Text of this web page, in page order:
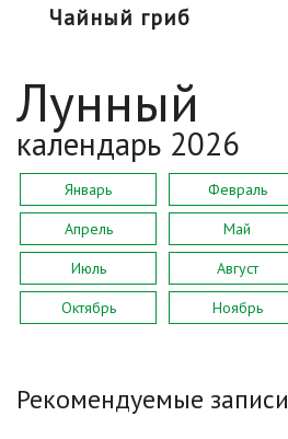
чайный гриб
Лунный
календарь 2026
Январь Февраль
Апрель
Май
Июль
Август
Октябрь
Ноябрь
Рекомендуемые записи